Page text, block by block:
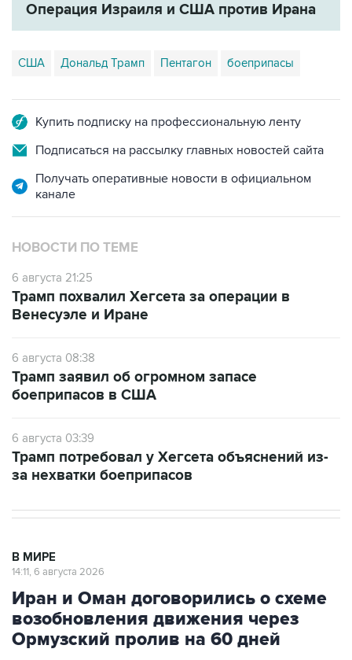
Операция Израиля и США против Ирана
США Дональд Трамп Пентагон боеприпасы
Купить подписку на профессиональную ленту
Подписаться на рассылку главных новостей сайта
Получать оперативные новости в официальном
канале
НОВОСТИ ПО ТЕМЕ
6 августа 21:25
Трамп похвалил Хегсета за операции в
Венесуэле и Иране
6 августа 08:38
Трамп заявил об огромном запасе
боеприпасов в США
6 августа 03:39
Трамп потребовал у Хегсета объяснений из-
за нехватки боеприпасов
В МИРЕ
14:11, 6 августа 2026
Иран и Оман договорились о схеме
возобновления движения через
Ормузский пролив на 60 дней